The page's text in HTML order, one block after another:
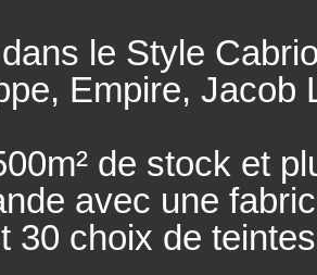
le Style
Empire, Jacob
de stock et
avec une
30 choix de